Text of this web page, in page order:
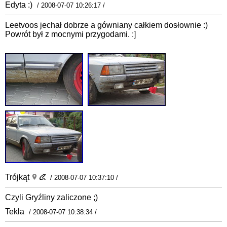
Edyta :) / 2008-07-07 10:26:17 /
Leetvoos jechał dobrze a gówniany całkiem dosłownie :)
Powrót był z mocnymi przygodami. :]
Trójkąt / 2008-07-07 10:37:10 /
Czyli Gryźliny zaliczone ;)
Tekla
/ 2008-07-07 10:38:34 /